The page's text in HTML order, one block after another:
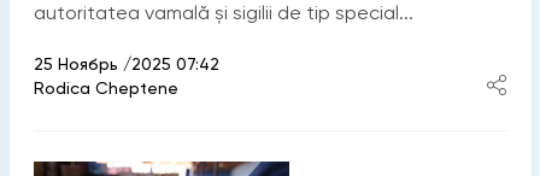
autoritatea vamală și sigilii de tip special...
25 Ноябрь /2025 07:42
Rodica Cheptene